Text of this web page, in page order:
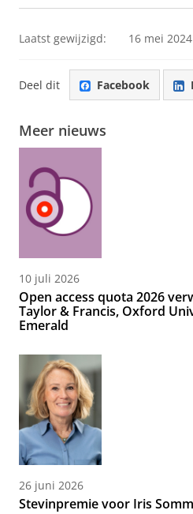
Laatst gewijzigd: 16 mei
Deel dit Facebook
Meer nieuws
10 juli 2026
Open access quota 2026
Taylor & Francis, Oxford
Emerald
26 juni 2026
Stevinpremie voor Iris